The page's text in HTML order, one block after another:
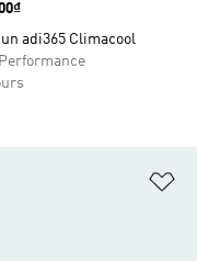
adi365 Climacool